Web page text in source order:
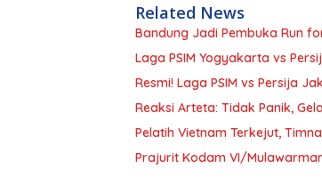
Related News
Bandung Jadi Pembuka Run
Laga PSIM Yogyakarta vs
Resmi! Laga PSIM vs Persija
Reaksi Arteta: Tidak Panik,
Pelatih Vietnam Terkejut,
Prajurit Kodam VI/